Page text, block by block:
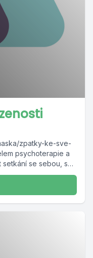
zpatky-ke-sve-
psychoterapie a
se sebou, se
vnitřního kritika,